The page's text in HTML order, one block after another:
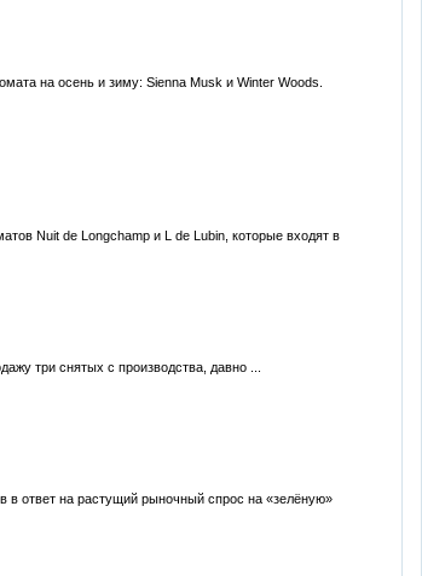
на осень и зиму: Sienna Musk и Winter Woods.
Nuit de Longchamp и L de Lubin, которые входят в
три снятых с производства, давно ...
в ответ на растущий рыночный спрос на «зелёную»